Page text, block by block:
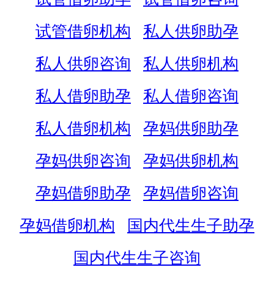
试管借卵机构
私人供卵助孕
私人供卵咨询
私人供卵机构
私人借卵助孕
私人借卵咨询
私人借卵机构
孕妈供卵助孕
孕妈供卵咨询
孕妈供卵机构
孕妈借卵助孕
孕妈借卵咨询
孕妈借卵机构
国内代生生子助孕
国内代生生子咨询